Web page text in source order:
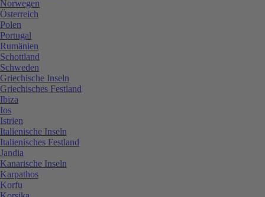
Norwegen
Österreich
Polen
Portugal
Rumänien
Schottland
Schweden
Griechische Inseln
Griechisches Festland
Ibiza
Ios
Istrien
Italienische Inseln
Italienisches Festland
Jandia
Kanarische Inseln
Karpathos
Korfu